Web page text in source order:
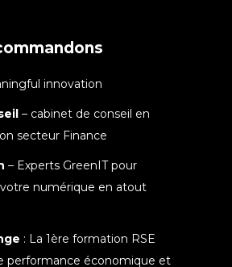
innovation
– cabinet de conseil en
secteur Finance
– Experts GreenIT pour
numérique en atout
: La 1ère formation RSE
performance économique et